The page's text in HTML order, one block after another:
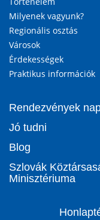
Milyenek vagyunk?
Regionális osztás
Városok
Érdekességek
Praktikus információk
Rendezvények
Jó tudni
Blog
Szlovák
Minisztériuma